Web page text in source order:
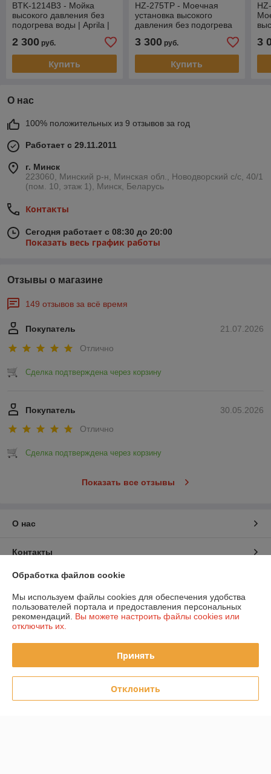
BTK-1214B3 - Мойка
высокого давления без
подогрева воды | Aprila |
2 300 руб.
Купить
HZ-275TP - Моечная
установка высокого
давления без подогрева
300бар, 840-930л/ч
3 300руб.
Купить
3
О нас
100% положительных из 9 отзывов за год
Работает с 29.11.2011
г. Минск
223060, Минский р-н, Минская обл., Новодворский с/с, 40/1
(пом. 10, этаж 1), Минск, Беларусь
Контакты
Сегодня работает с 08:30 до 20:00
Показать весь график работы
Отзывы о магазине
149 отзывов за всё время
21.07.2026
Покупатель
Отлично
Сделка подтверждена через корзину
30.05.2026
Покупатель
Отлично
Сделка подтверждена через корзину
Показать все отзывы
О нас
Контакты
Доставка и оплата
График работы
Политика обработки cookies
Сайт создан на платформе Deal.by
Обработка файлов cookie
Мы используем файлы cookies для обеспечения удобства
пользователей портала и предоставления персональных
рекомендаций. Вы можете настроить файлы cookies или
отключить их.
Принять
Отклонить